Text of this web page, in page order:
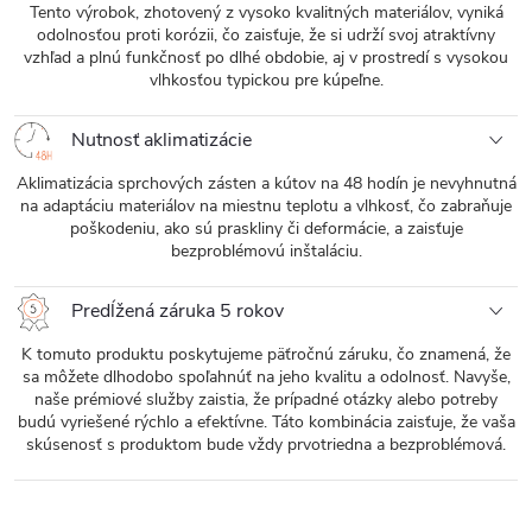
Tento výrobok, zhotovený z vysoko kvalitných materiálov, vyniká
odolnosťou proti korózii, čo zaisťuje, že si udrží svoj atraktívny
vzhľad a plnú funkčnosť po dlhé obdobie, aj v prostredí s vysokou
vlhkosťou typickou pre kúpeľne.
Nutnosť aklimatizácie
Aklimatizácia sprchových zásten a kútov na 48 hodín je nevyhnutná
na adaptáciu materiálov na miestnu teplotu a vlhkosť, čo zabraňuje
poškodeniu, ako sú praskliny či deformácie, a zaisťuje
bezproblémovú inštaláciu.
Predĺžená záruka 5 rokov
K tomuto produktu poskytujeme päťročnú záruku, čo znamená, že
sa môžete dlhodobo spoľahnúť na jeho kvalitu a odolnosť. Navyše,
naše prémiové služby zaistia, že prípadné otázky alebo potreby
budú vyriešené rýchlo a efektívne. Táto kombinácia zaisťuje, že vaša
skúsenosť s produktom bude vždy prvotriedna a bezproblémová.